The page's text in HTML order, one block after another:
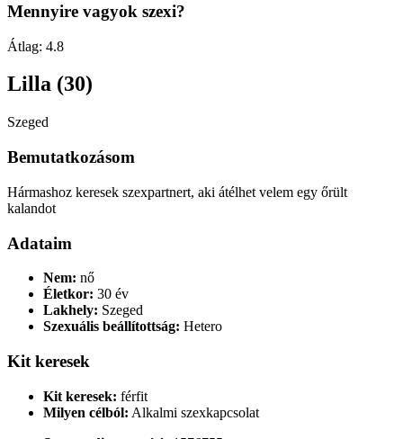
Mennyire vagyok szexi?
Átlag: 4.8
Lilla (30)
Szeged
Bemutatkozásom
Hármashoz keresek szexpartnert, aki átélhet velem egy őrült
kalandot
Adataim
Nem: nő
Életkor: 30 év
Lakhely: Szeged
Szexuális beállítottság: Hetero
Kit keresek
Kit keresek: férfit
Milyen célból: Alkalmi szexkapcsolat